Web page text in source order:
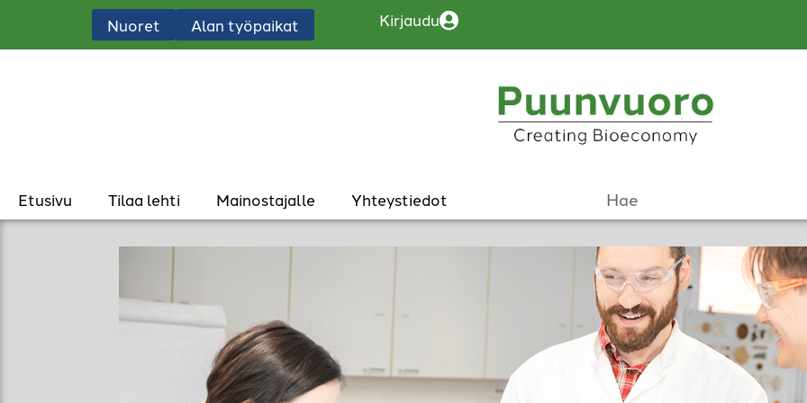
Nuoret Alan työpaikat Kirjaudu
Etusivu Tilaa lehti Mainostajalle Yhteystiedot